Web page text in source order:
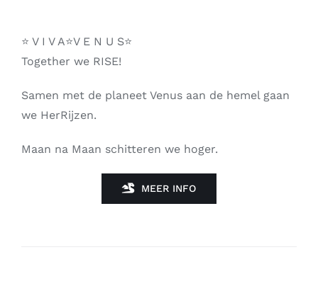
⭐️ V I V A⭐️V E N U S⭐️
Together we RISE!
Samen met de planeet Venus aan de hemel gaan
we HerRijzen.
Maan na Maan schitteren we hoger.
MEER INFO